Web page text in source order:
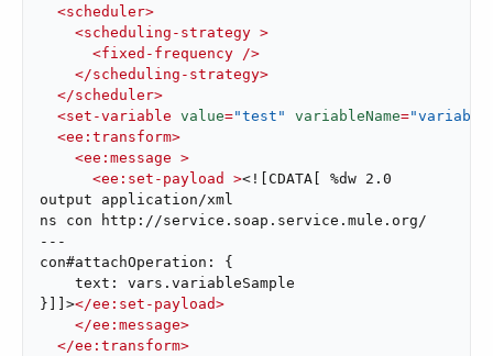
<scheduler>
<scheduling-strategy >
<fixed-frequency />
</scheduling-strategy>
</scheduler>
<set-variable value="test" variableName=
<ee:transform>
<ee:message >
<ee:set-payload ><![CDATA[ %dw 2.0
output application/xml
ns con http://service.soap.service.mule.org/
---
con#attachOperation: {
    text: vars.variableSample
}]]></ee:set-payload>
</ee:message>
</ee:transform>